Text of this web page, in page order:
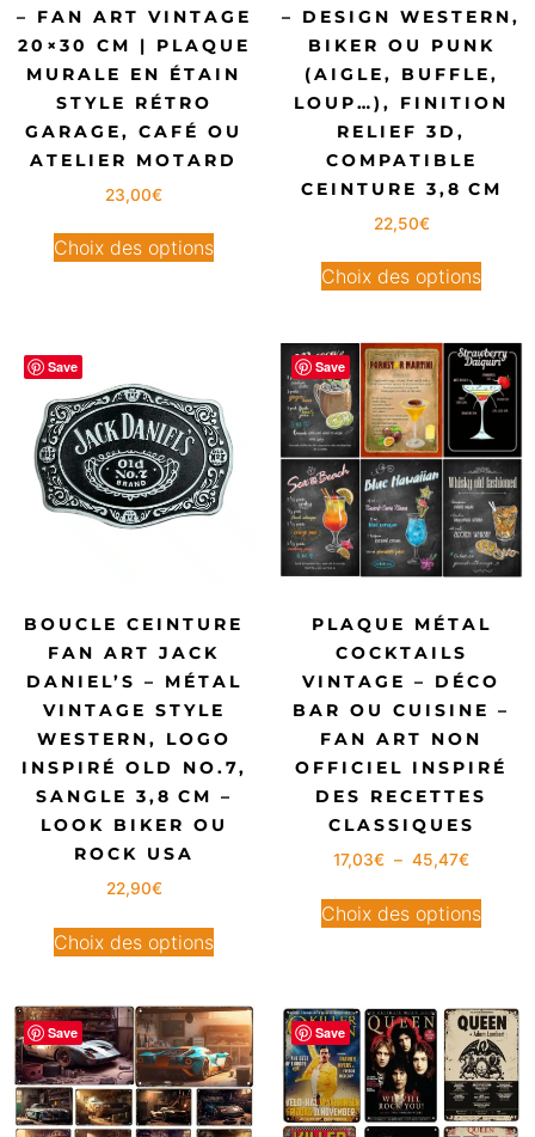
– FAN ART VINTAGE
20×30 CM | PLAQUE
MURALE EN ÉTAIN
STYLE RÉTRO
GARAGE, CAFÉ OU
ATELIER MOTARD
23,00€
Choix des options
– DESIGN WESTERN,
BIKER OU PUNK
(AIGLE, BUFFLE,
LOUP…), FINITION
RELIEF 3D,
COMPATIBLE
CEINTURE 3,8 CM
22,50€
Choix des options
Save
BOUCLE CEINTURE
FAN ART JACK
DANIEL’S – MÉTAL
VINTAGE STYLE
WESTERN, LOGO
INSPIRÉ OLD NO.7,
SANGLE 3,8 CM –
LOOK BIKER OU
ROCK USA
22,90€
Choix des options
Save
PLAQUE MÉTAL
COCKTAILS
VINTAGE – DÉCO
BAR OU CUISINE –
FAN ART NON
OFFICIEL INSPIRÉ
DES RECETTES
CLASSIQUES
17,03€ – 45,47€
Choix des options
Save Save